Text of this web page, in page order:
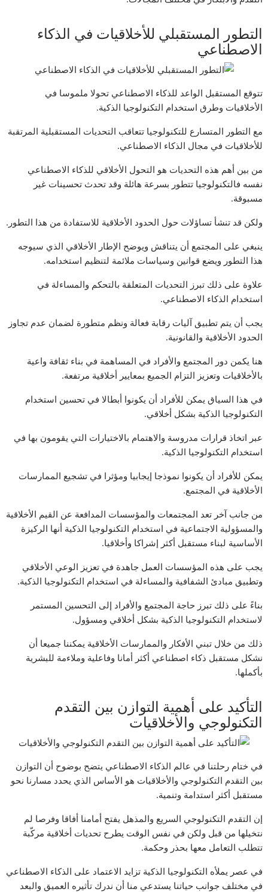
التطور المستقبلي للأخلاقيات في الذكاء
الاصطناعي
تتوقع المستقبل الواعد للذكاء الاصطناعي تحولا ملموسا في
الأخلاقيات وطرق استخدام التكنولوجيا الذكية.
مع التطور المتسارع للتكنولوجيا تتعاقب التحديات المستقبلية المرتقبة
للأخلاقيات في مجال الذكاء الاصطناعي.
من بين أهم هذه التحديات هو التحول الأخلاقي للذكاء الاصطناعي
نفسه فالتكنولوجيا تتطور بسرعة هائلة وقد تحدث تحسينات غير
مسبوقة.
ولكن قد تنشأ تساؤلات حول الحدود الأخلاقية للاستفادة من هذا التطور.
ينبغي على المجتمع أن يتناقش ويوضح الإطار الأخلاقي الذي سيوجه
هذا التطور ويضع قوانين وسياسات ملائمة لتنظيم استخدامه.
علاوة على ذلك تبرز التحديات المتعلقة بالتحكم والمساءلة في
استخدام الذكاء الاصطناعي.
يجب أن يتم تطبيق آليات رقابة فعالة ونظم متطورة لضمان عدم تجاوز
الحدود الأخلاقية والقانونية.
هنا يكمن دور المجتمع والأفراد في المساهمة في بناء ثقافة واعية
بالأخلاقيات وتعزيز التزام الجميع بمعايير أخلاقية مرتفعة.
في هذا السياق يمكن للأفراد أن يكونوا أبطالا في تحسين استخدام
التكنولوجيا الذكية بشكل أخلاقي.
عبر اتخاذ قرارات مدروسة والاهتمام بالاختيارات التي يقومون بها في
استخدام التكنولوجيا الذكية.
يمكن للأفراد أن يكونوا نموذجا إيجابيا ومؤثرا في تشجيع الممارسات
الأخلاقية في المجتمع.
من جانب آخر تعد المجتمعات والمؤسسات المدافعة عن القيم الأخلاقية
والمسؤولية الاجتماعية في استخدام التكنولوجيا الذكية أنها الركيزة
الأساسية لبناء مستقبل أكثر إشراكا وأخلاقيا.
يجب على هذه المؤسسات العمل جاهدة في تعزيز الوعي الأخلاقي
وتطبيق مبادئ الشفافية والمساءلة في استخدام التكنولوجيا الذكية.
بناءً على ذلك تبرز حاجة المجتمع والأفراد إلى التحسين المستمر
لاستخدام التكنولوجيا الذكية بشكل أخلاقي ومسؤول.
ذلك من خلال تبني الأفكار والممارسات الأخلاقية يمكننا جميعا أن
نشكل مستقبل ذكاء اصطناعي أكثر أمانا وفاعلية وملاءمة للبشرية
بأكملها.
التأكيد على أهمية التوازن بين التقدم
التكنولوجي والأخلاقيات
في ختام رحلتنا في عالم الذكاء الاصطناعي يتضح بوضوح أن التوازن
بين التقدم التكنولوجي والأخلاقيات هو الأساس الذي يحدد مسارنا نحو
مستقبل أكثر استدامة وتنمية.
إن التقدم التكنولوجي السريع والمذهل يفتح أمامنا أفاقا وفرصا لم
نتخيلها من قبل ولكن في نفس الوقت يطرح تحديات أخلاقية مركّبة
تتطلب التعامل معها بحذر وحكمة.
في عصر يملأه التكنولوجيا الذكية تزايد الاعتماد على الذكاء الاصطناعي
في مختلف جوانب حياتنا يستدعي منا أن ندرك تأثيره العميق والبعد